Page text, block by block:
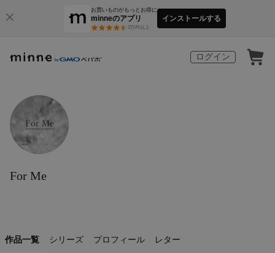
お買いものがもっとお得に
minneのアプリ
3万件以上
インストールする
ログイン
For Me
作品一覧 シリーズ プロフィール レター